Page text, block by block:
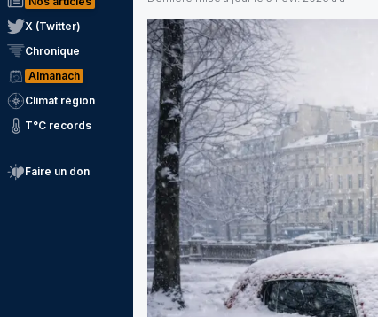
X (Twitter)
Chronique
Almanach
Climat région
T°C records
Faire un don